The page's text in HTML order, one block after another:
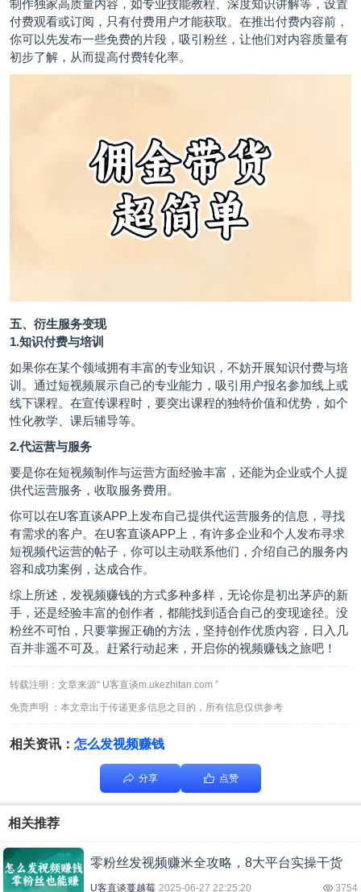
制作独家高质量内容，如专业技能教程、深度知识讲解等，设置
付费观看或订阅，只有付费用户才能获取。在推出付费内容前，
你可以先发布一些免费的片段，吸引粉丝，让他们对内容质量有
初步了解，从而提高付费转化率。
五、衍生服务变现
1.知识付费与培训
如果你在某个领域拥有丰富的专业知识，不妨开展知识付费与培
训。通过短视频展示自己的专业能力，吸引用户报名参加线上或
线下课程。在宣传课程时，要突出课程的独特价值和优势，如个
性化教学、课后辅导等。
2.代运营与服务
要是你在短视频制作与运营方面经验丰富，还能为企业或个人提
供代运营服务，收取服务费用。
你可以在U客直谈APP上发布自己提供代运营服务的信息，寻找
有需求的客户。在U客直谈APP上，有许多企业和个人发布寻求
短视频代运营的帖子，你可以主动联系他们，介绍自己的服务内
容和成功案例，达成合作。
综上所述，发视频赚钱的方式多种多样，无论你是初出茅庐的新
手，还是经验丰富的创作者，都能找到适合自己的变现途径。没
粉丝不可怕，只要掌握正确的方法，坚持创作优质内容，日入几
百并非遥不可及。赶紧行动起来，开启你的视频赚钱之旅吧！
转载注明：文章来源“ U客直谈m.ukezhitan.com ”
免责声明 ：本文章出于传递更多信息之目的，所有信息仅供参考
相关资讯： 怎么发视频赚钱
分享 点赞
相关推荐
零粉丝发视频赚米全攻略，8大平台实操干货
U客直谈蔓越莓 2025-06-27 22:25:20 3754